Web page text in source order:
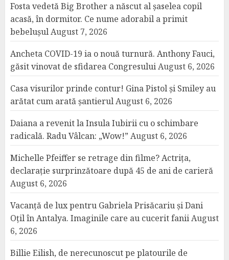
Fosta vedetă Big Brother a născut al șaselea copil
acasă, în dormitor. Ce nume adorabil a primit
bebelușulAugust 7, 2026
Ancheta COVID-19 ia o nouă turnură. Anthony Fauci,
găsit vinovat de sfidarea CongresuluiAugust 6, 2026
Casa visurilor prinde contur! Gina Pistol și Smiley au
arătat cum arată șantierulAugust 6, 2026
Daiana a revenit la Insula Iubirii cu o schimbare
radicală. Radu Vâlcan: „Wow!” August 6, 2026
Michelle Pfeiffer se retrage din filme? Actrița,
declarație surprinzătoare după 45 de ani de carieră
August 6, 2026
Vacanță de lux pentru Gabriela Prisăcariu și Dani
Oțil în Antalya. Imaginile care au cucerit faniiAugust
6, 2026
Billie Eilish, de nerecunoscut pe platourile de